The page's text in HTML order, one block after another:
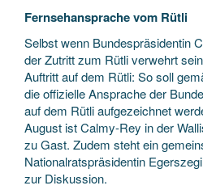
Fernsehansprache vom Rütli
Selbst wenn Bundespräsidentin
der Zutritt zum Rütli verwehrt
Auftritt auf dem Rütli: So soll
die offizielle Ansprache der
auf dem Rütli aufgezeichnet
August ist Calmy-Rey in der
zu Gast. Zudem steht ein
Nationalratspräsidentin
zur Diskussion.